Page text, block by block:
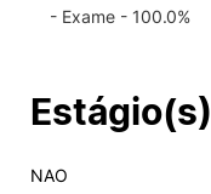
- Exame - 100.0%
Estágio(s)
NAO